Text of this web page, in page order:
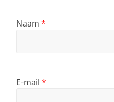
Naam *
E-mail *